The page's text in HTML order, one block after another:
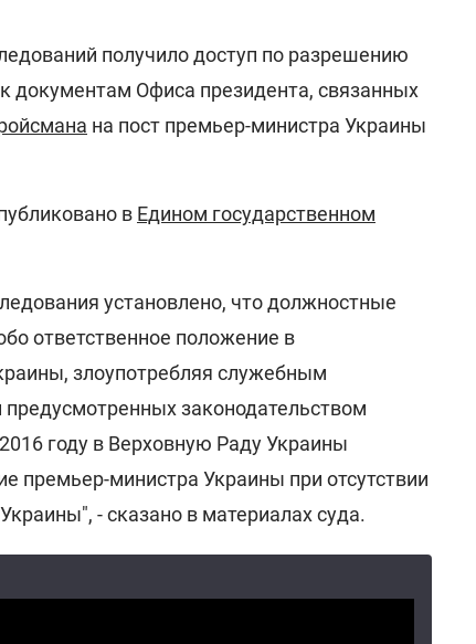
получило доступ по разрешению
документам Офиса президента, связанных
на пост премьер-министра Украины
в Едином государственном
установлено, что должностные
ответственное положение в
злоупотребляя служебным
предусмотренных законодательством
году в Верховную Раду Украины
премьер-министра Украины при отсутствии
- сказано в материалах суда.